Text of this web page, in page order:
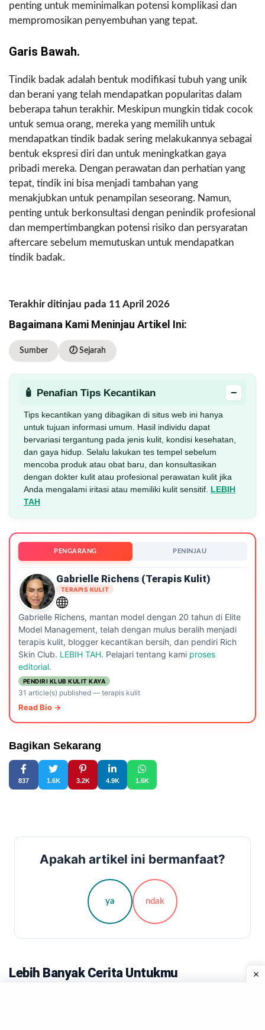
penting untuk meminimalkan potensi komplikasi dan
mempromosikan penyembuhan yang tepat.
Garis Bawah.
Tindik badak adalah bentuk modifikasi tubuh yang unik
dan berani yang telah mendapatkan popularitas dalam
beberapa tahun terakhir. Meskipun mungkin tidak cocok
untuk semua orang, mereka yang memilih untuk
mendapatkan tindik badak sering melakukannya sebagai
bentuk ekspresi diri dan untuk meningkatkan gaya
pribadi mereka. Dengan perawatan dan perhatian yang
tepat, tindik ini bisa menjadi tambahan yang
menakjubkan untuk penampilan seseorang. Namun,
penting untuk berkonsultasi dengan penindik profesional
dan mempertimbangkan potensi risiko dan persyaratan
aftercare sebelum memutuskan untuk mendapatkan
tindik badak.
Terakhir ditinjau pada 11 April 2026
Bagaimana Kami Meninjau Artikel Ini:
Sumber 🕖 Sejarah
🧴 Penafian Tips Kecantikan −
Tips kecantikan yang dibagikan di situs web ini hanya
untuk tujuan informasi umum. Hasil individu dapat
bervariasi tergantung pada jenis kulit, kondisi kesehatan,
dan gaya hidup. Selalu lakukan tes tempel sebelum
mencoba produk atau obat baru, dan konsultasikan
dengan dokter kulit atau profesional perawatan kulit jika
Anda mengalami iritasi atau memiliki kulit sensitif. LEBIH
TAH
PENGARANG PENINJAU
Gabrielle Richens (Terapis Kulit)
TERAPIS KULIT
Gabrielle Richens, mantan model dengan 20 tahun di Elite
Model Management, telah dengan mulus beralih menjadi
terapis kulit, blogger kecantikan bersih, dan pendiri Rich
Skin Club. LEBIH TAH. Pelajari tentang kami proses
editorial.
PENDIRI KLUB KULIT KAYA
31 article(s) published— terapis kulit
Read Bio →
Bagikan Sekarang
837 1.6K 3.2K 4.9K 1.6K
Apakah artikel ini bermanfaat?
ya ndak
Lebih Banyak Cerita Untukmu